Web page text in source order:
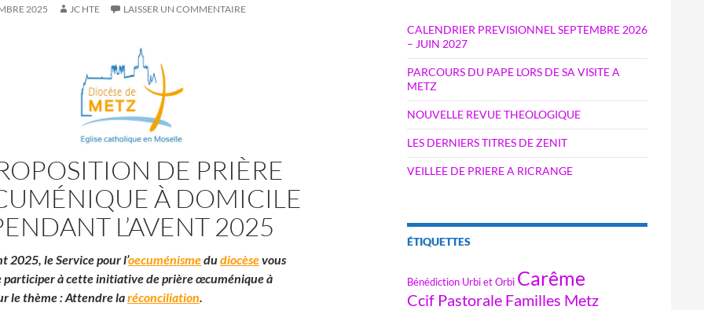
2025 JC HTE LAISSER UN COMMENTAIRE
DE PRIÈRE
À DOMICILE
L’AVENT 2025
2025, le Service pour l’oecuménismedudiocèsevous
participer à cette initiative de prière œcuménique à
le thème : Attendre laréconciliation.
CALENDRIER PREVISIONNEL SEPTEMBRE 2026
– JUIN 2027
PARCOURS DU PAPE LORS DE SA VISITE A
METZ
NOUVELLE REVUE THEOLOGIQUE
LES DERNIERS TITRES DE ZENIT
VEILLEE DE PRIERE A RICRANGE
ÉTIQUETTES
Bénédiction Urbi et Orbi Carême
Ccif Pastorale Familles Metz